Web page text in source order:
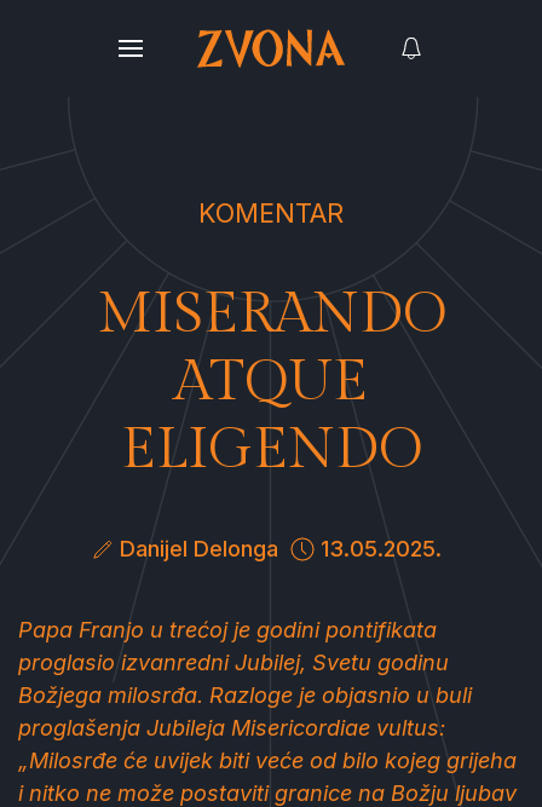
KOMENTAR
MISERANDO
ATQUE
ELIGENDO
Danijel Delonga 13.05.2025.
Papa Franjo u trećoj je godini pontifikata
proglasio izvanredni Jubilej, Svetu godinu
Božjega milosrđa. Razloge je objasnio u buli
proglašenja Jubileja Misericordiae vultus:
„Milosrđe će uvijek biti veće od bilo kojeg grijeha
i nitko ne može postaviti granice na Božju ljubav